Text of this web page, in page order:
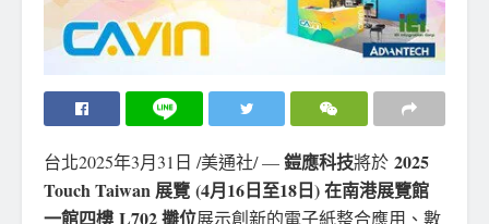
台北2025年3月31日 /美通社/ —鎧應科技將於 2025
Touch Taiwan 展覽 (4月16日至18日)在南港展覽館
一館四樓 L702攤位展示創新的電子紙整合應用、數